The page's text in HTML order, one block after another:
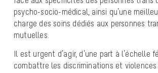
psycho-socio-médical, ainsi qu’une
charge des soins dédiés aux personnes
mutuelles.
Il est urgent d’agir, d’une part à l’échelle
combattre les discriminations et violences